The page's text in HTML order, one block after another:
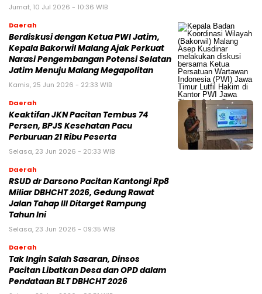
Jumat, 10 Jul 2026 - 10:36 WIB
Daerah
Berdiskusi dengan Ketua PWI Jatim,
Kepala Bakorwil Malang Ajak Perkuat
Narasi Pengembangan Potensi Selatan
Jatim Menuju Malang Megapolitan
Kamis, 25 Jun 2026 - 22:33 WIB
Daerah
Keaktifan JKN Pacitan Tembus 74
Persen, BPJS Kesehatan Pacu
Perburuan 21 Ribu Peserta
Selasa, 23 Jun 2026 - 20:33 WIB
Daerah
RSUD dr Darsono Pacitan Kantongi Rp8
Miliar DBHCHT 2026, Gedung Rawat
Jalan Tahap III Ditarget Rampung
Tahun Ini
Selasa, 23 Jun 2026 - 09:35 WIB
Daerah
Tak Ingin Salah Sasaran, Dinsos
Pacitan Libatkan Desa dan OPD dalam
Pendataan BLT DBHCHT 2026